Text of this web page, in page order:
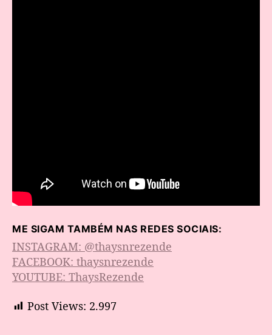
ME SIGAM TAMBÉM NAS REDES SOCIAIS:
INSTAGRAM: @thaysnrezende
FACEBOOK: thaysnrezende
YOUTUBE: ThaysRezende
Post Views: 2.997